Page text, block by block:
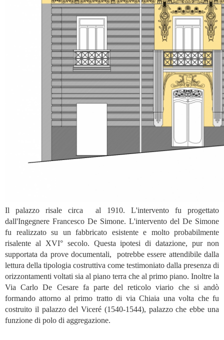
Il palazzo risale circa al 1910. L'intervento fu progettato
dall'Ingegnere Francesco De Simone. L'intervento del De Simone
fu realizzato su un fabbricato esistente e molto probabilmente
risalente al XVI° secolo. Questa ipotesi di datazione, pur non
supportata da prove documentali, potrebbe essere attendibile dalla
lettura della tipologia costruttiva come testimoniato dalla presenza di
orizzontamenti voltati sia al piano terra che al primo piano. Inoltre la
Via Carlo De Cesare fa parte del reticolo viario che si andò
formando attorno al primo tratto di via Chiaia una volta che fu
costruito il palazzo del Viceré (1540-1544), palazzo che ebbe una
funzione di polo di aggregazione.